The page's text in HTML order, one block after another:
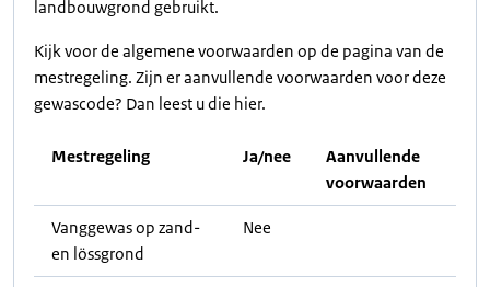
landbouwgrond gebruikt.
Kijk voor de algemene voorwaarden op de pagina van de
mestregeling. Zijn er aanvullende voorwaarden voor deze
gewascode? Dan leest u die hier.
Mestregeling Ja/nee
Aanvullende
voorwaarden
Vanggewas op zand-
en lössgrond
Nee